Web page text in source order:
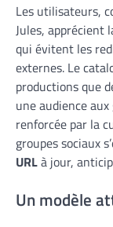
Les utilisateurs,
Jules, apprécient
qui évitent les
externes. Le
productions que
une audience
renforcée par la
groupes sociaux
URLà jour,
Un modèle